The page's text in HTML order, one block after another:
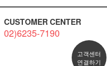
CUSTOMER CENTER
02)6235-7190
고객센터
연결하기